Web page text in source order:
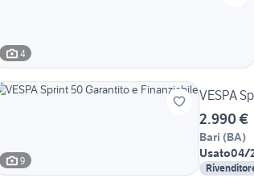
4
9
VESPA
2.990 €
Bari (BA)
Usato04/